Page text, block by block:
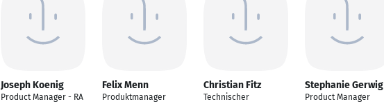
Joseph Koenig
Product Manager - RA
Felix Menn
Produktmanager
Christian Fitz
Technischer
Stephanie Gerwig
Product Manager